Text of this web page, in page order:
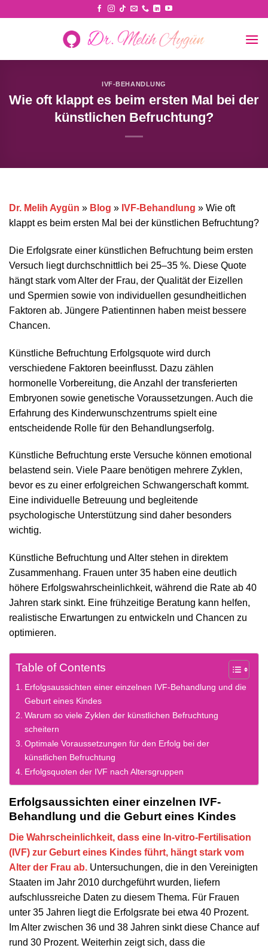
IVF-BEHANDLUNG
Wie oft klappt es beim ersten Mal bei der
künstlichen Befruchtung?
Dr. Melih Aygün » Blog » IVF-Behandlung » Wie oft
klappt es beim ersten Mal bei der künstlichen Befruchtung?
Die Erfolgsrate einer künstlichen Befruchtung beim ersten
Versuch liegt durchschnittlich bei 25–35 %. Diese Quote
hängt stark vom Alter der Frau, der Qualität der Eizellen
und Spermien sowie von individuellen gesundheitlichen
Faktoren ab. Jüngere Patientinnen haben meist bessere
Chancen.
Künstliche Befruchtung Erfolgsquote wird durch
verschiedene Faktoren beeinflusst. Dazu zählen
hormonelle Vorbereitung, die Anzahl der transferierten
Embryonen sowie genetische Voraussetzungen. Auch die
Erfahrung des Kinderwunschzentrums spielt eine
entscheidende Rolle für den Behandlungserfolg.
Künstliche Befruchtung erste Versuche können emotional
belastend sein. Viele Paare benötigen mehrere Zyklen,
bevor es zu einer erfolgreichen Schwangerschaft kommt.
Eine individuelle Betreuung und begleitende
psychologische Unterstützung sind daher besonders
wichtig.
Künstliche Befruchtung und Alter stehen in direktem
Zusammenhang. Frauen unter 35 haben eine deutlich
höhere Erfolgswahrscheinlichkeit, während die Rate ab 40
Jahren stark sinkt. Eine frühzeitige Beratung kann helfen,
realistische Erwartungen zu entwickeln und Chancen zu
optimieren.
Table of Contents
Erfolgsaussichten einer einzelnen IVF-Behandlung und die
Geburt eines Kindes
Warum so viele Zyklen der künstlichen Befruchtung
scheitern
Optimale Voraussetzungen für den Erfolg bei der
künstlichen Befruchtung
Erfolgsquoten der IVF nach Altersgruppen
Erfolgsaussichten einer einzelnen IVF-
Behandlung und die Geburt eines Kindes
Die Wahrscheinlichkeit, dass eine In-vitro-Fertilisation
(IVF) zur Geburt eines Kindes führt, hängt stark vom
Alter der Frau ab. Untersuchungen, die in den Vereinigten
Staaten im Jahr 2010 durchgeführt wurden, liefern
aufschlussreiche Daten zu diesem Thema. Für Frauen
unter 35 Jahren liegt die Erfolgsrate bei etwa 40 Prozent.
Im Alter zwischen 36 und 38 Jahren sinkt diese Chance auf
rund 30 Prozent. Weiterhin zeigt sich, dass die